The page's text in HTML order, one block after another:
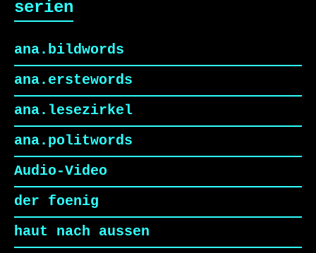
serien
ana.bildwords
ana.erstewords
ana.lesezirkel
ana.politwords
Audio-Video
der foenig
haut nach aussen